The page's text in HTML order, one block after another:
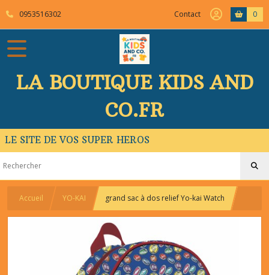
0953516302 Contact 0
LA BOUTIQUE KIDS AND
CO.FR
LE SITE DE VOS SUPER HEROS
Accueil YO-KAI grand sac à dos relief Yo-kai Watch